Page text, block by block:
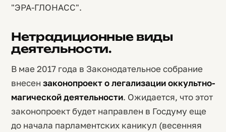
"ЭРА-ГЛОНАСС".
Нетрадиционные виды
деятельности.
В мае 2017 года в Законодательное собрание
внесен законопроект о легализации оккультно-
магической деятельности. Ожидается, что этот
законопроект будет направлен в Госдуму еще
до начала парламентских каникул (весенняя